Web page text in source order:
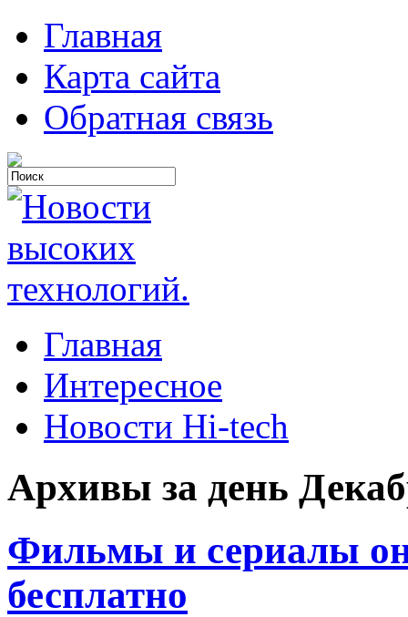
Главная
Карта сайта
Обратная связь
Главная
Интересное
Новости Hi-tech
Архивы за день
Фильмы и сериалы
бесплатно